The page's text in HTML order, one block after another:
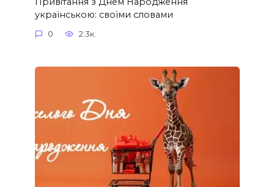
українською: своїми словами
0 2.3к.